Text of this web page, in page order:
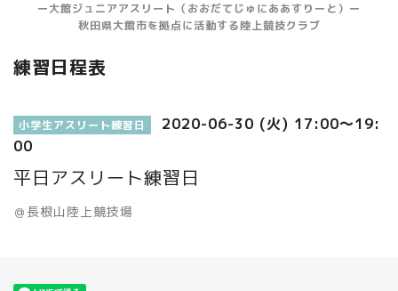
ー大館ジュニアアスリート（おおだてじゅにああすりーと）ー
秋田県大館市を拠点に活動する陸上競技クラブ
練習日程表
小学生アスリート練習日
2020-06-30 (火) 17:00～19:
00
平日アスリート練習日
＠長根山陸上競技場